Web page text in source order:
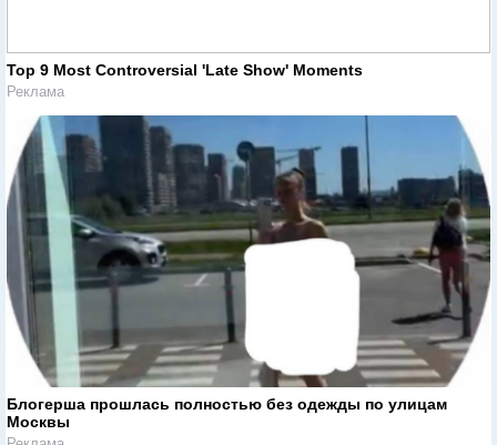
Top 9 Most Controversial 'Late Show' Moments
Реклама
Блогерша прошлась полностью без одежды по улицам
Москвы